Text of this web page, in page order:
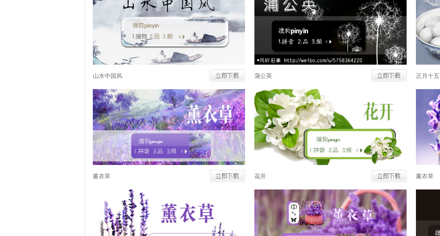
山水中国风 蒲公英 正月十
薰衣草 花开 薰衣草